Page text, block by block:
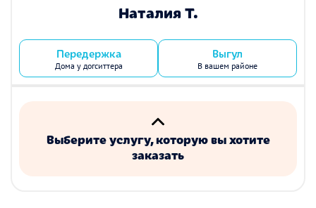
Наталия Т.
Передержка
Дома у догситтера
Выгул
В вашем районе
Выберите услугу, которую вы хотите
заказать